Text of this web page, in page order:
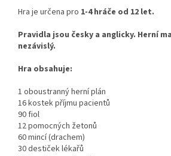
Hra je určena pro 1-4 hráče od 12 let.
Pravidla jsou česky a anglicky. Herní
nezávislý.
Hra obsahuje:
1 oboustranný herní plán
16 kostek příjmu pacientů
90 fiol
12 pomocných žetonů
60 mincí (drachem)
30 destiček lékařů